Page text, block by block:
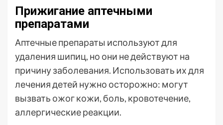
Прижигание аптечными
препаратами
Аптечные препараты используют для
удаления шипиц, но они не действуют на
причину заболевания. Использовать их для
лечения детей нужно осторожно: могут
вызвать ожог кожи, боль, кровотечение,
аллергические реакции.